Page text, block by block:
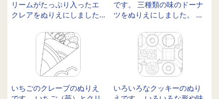
リームがたっぷり入ったエ
クレアをぬりえにしました...
です。 三種類の味のドーナ
ツをぬりえにしました。 ...
いちごのクレープのぬりえ
いろいろなクッキーのぬり